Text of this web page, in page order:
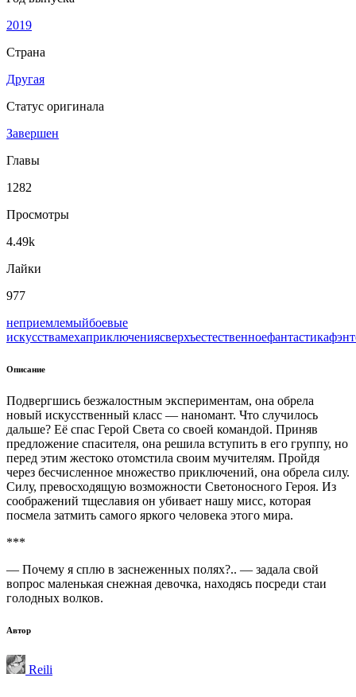
2019
Страна
Другая
Статус оригинала
Завершен
Главы
1282
Просмотры
4.49k
Лайки
977
неприемлемыйбоевые
искусствамехаприключениясверхъестественноефантастика
Описание
Подвергшись безжалостным экспериментам, она обрела
новый искусственный класс — наномант. Что случилось
дальше? Её спас Герой Света со своей командой. Приняв
предложение спасителя, она решила вступить в его группу, но
перед этим жестоко отомстила своим мучителям. Пройдя
через бесчисленное множество приключений, она обрела силу.
Силу, превосходящую возможности Светоносного Героя. Из
соображений тщеславия он убивает нашу мисс, которая
посмела затмить самого яркого человека этого мира.
***
— Почему я сплю в заснеженных полях?.. — задала свой
вопрос маленькая снежная девочка, находясь посреди стаи
голодных волков.
Автор
Reili